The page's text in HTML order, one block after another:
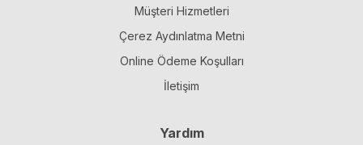
Müşteri Hizmetleri
Çerez Aydınlatma Metni
Online Ödeme Koşulları
İletişim
Yardım